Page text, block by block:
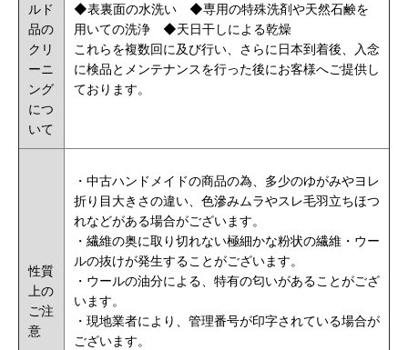
ルド
品の
クリ
ーニ
ング
につ
いて
◆表裏面の水洗い ◆専用の特殊洗剤や天然石鹸を
用いての洗浄 ◆天日干しによる乾燥
これらを複数回に及び行い、さらに日本到着後、入念
に検品とメンテナンスを行った後にお客様へご提供し
ております。
性質
上の
ご注
意
・中古ハンドメイドの商品の為、多少のゆがみやヨレ
折り目大きさの違い、色滲みムラやスレ毛羽立ちほつ
れなどがある場合がございます。
・繊維の奥に取り切れない極細かな粉状の繊維・ウー
ルの抜けが発生することがございます。
・ウールの油分による、特有の匂いがあることがござ
います。
・現地業者により、管理番号が印字されている場合が
ございます。